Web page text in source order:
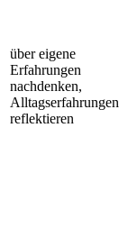
über eigene
Erfahrungen
nachdenken,
Alltagserfahrungen
reflektieren